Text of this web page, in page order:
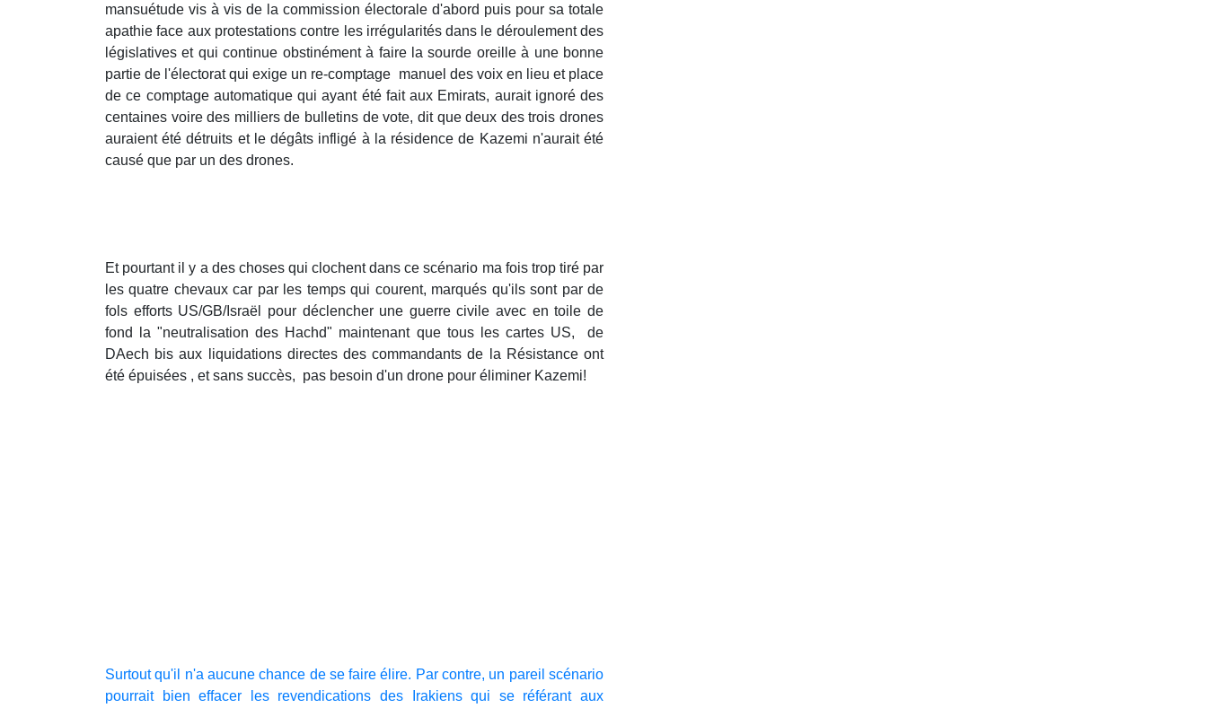
mansuétude vis à vis de la commission électorale d'abord puis pour sa totale
apathie face aux protestations contre les irrégularités dans le déroulement des
législatives et qui continue obstinément à faire la sourde oreille à une bonne
partie de l'électorat qui exige un re-comptage manuel des voix en lieu et place
de ce comptage automatique qui ayant été fait aux Emirats, aurait ignoré des
centaines voire des milliers de bulletins de vote, dit que deux des trois drones
auraient été détruits et le dégâts infligé à la résidence de Kazemi n'aurait été
causé que par un des drones.
Et pourtant il y a des choses qui clochent dans ce scénario ma fois trop tiré par
les quatre chevaux car par les temps qui courent, marqués qu'ils sont par de
fols efforts US/GB/Israël pour déclencher une guerre civile avec en toile de
fond la "neutralisation des Hachd" maintenant que tous les cartes US, de
DAech bis aux liquidations directes des commandants de la Résistance ont
été épuisées , et sans succès, pas besoin d'un drone pour éliminer Kazemi!
Surtout qu'il n'a aucune chance de se faire élire. Par contre, un pareil scénario
pourrait bien effacer les revendications des Irakiens qui se référant aux